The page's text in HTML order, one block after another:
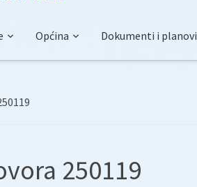
Općina Dokumenti i planovi
250119